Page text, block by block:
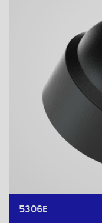
5306E